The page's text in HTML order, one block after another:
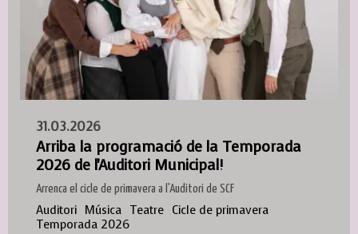
31.03.2026
Arriba la programació de la Temporada
2026 de l'Auditori Municipal!
Arrenca el cicle de primavera a l'Auditori de SCF
Auditori Música Teatre Cicle de primavera
Temporada 2026